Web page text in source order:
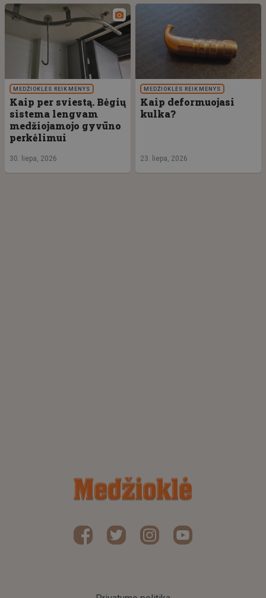
MEDŽIOKLĖS REIKMENYS
Kaip per sviestą. Bėgių
sistema lengvam
medžiojamojo gyvūno
perkėlimui
30. liepa, 2026
MEDŽIOKLĖS REIKMENYS
Kaip deformuojasi
kulka?
23. liepa, 2026